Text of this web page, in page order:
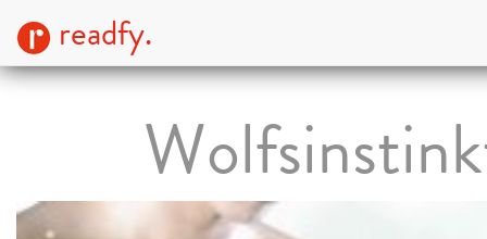
readfy.